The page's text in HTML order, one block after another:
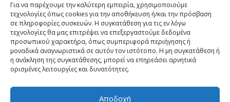
Για να παρέχουμε την καλύτερη εμπειρία, χρησιμοποιούμε
τεχνολογίες όπως cookies για την αποθήκευση ή/και την πρόσβαση
σε πληροφορίες συσκευών. Η συγκατάθεση για τις εν λόγω
τεχνολογίες θα μας επιτρέψει να επεξεργαστούμε δεδομένα
προσωπικού χαρακτήρα, όπως συμπεριφορά περιήγησης ή
μοναδικά αναγνωριστικά σε αυτόν τον ιστότοπο. Η μη συγκατάθεση ή
η ανάκληση της συγκατάθεσης, μπορεί να επηρεάσει αρνητικά
ορισμένες λειτουργίες και δυνατότητες.
Αποδοχή
Εγγραφή στο Ενημερωτικό
Το Email σας (υποχρεωτικο)
Μηνυμα